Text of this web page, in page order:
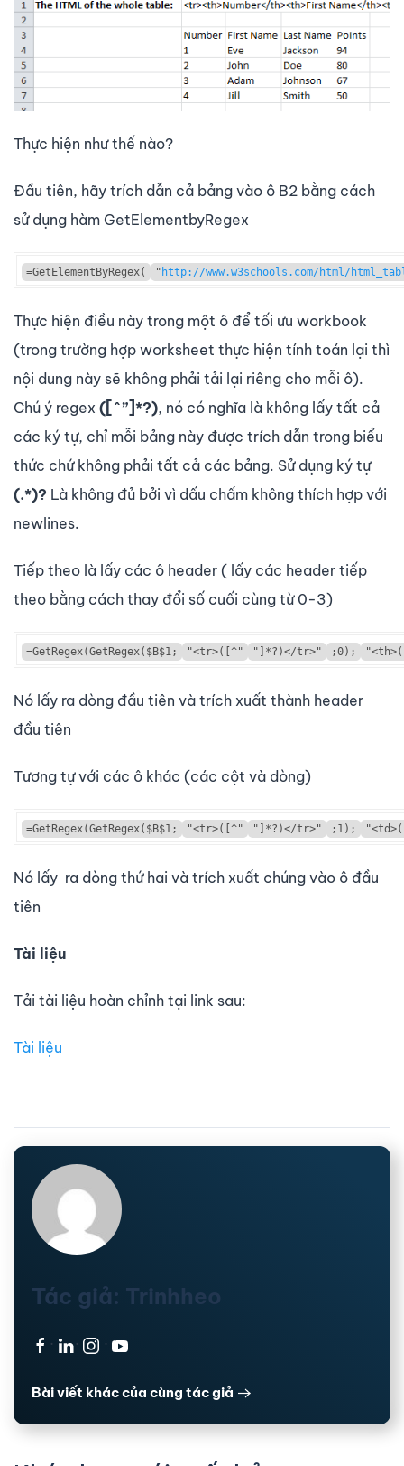
Thực hiện như thế nào?
Đầu tiên, hãy trích dẫn cả bảng vào ô B2 bằng cách
sử dụng hàm GetElementbyRegex
=GetElementByRegex( " http://www.w3schools.com/html/
Thực hiện điều này trong một ô để tối ưu workbook
(trong trường hợp worksheet thực hiện tính toán lại thì
nội dung này sẽ không phải tải lại riêng cho mỗi ô).
Chú ý regex ([^”]*?), nó có nghĩa là không lấy tất cả
các ký tự, chỉ mỗi bảng này được trích dẫn trong biểu
thức chứ không phải tất cả các bảng. Sử dụng ký tự
(.*)? Là không đủ bởi vì dấu chấm không thích hợp với
newlines.
Tiếp theo là lấy các ô header ( lấy các header tiếp
theo bằng cách thay đổi số cuối cùng từ 0-3)
=GetRegex(GetRegex($B$1; "<tr>([^" "]*?)</tr>" ;0);
Nó lấy ra dòng đầu tiên và trích xuất thành header
đầu tiên
Tương tự với các ô khác (các cột và dòng)
=GetRegex(GetRegex($B$1; "<tr>([^" "]*?)</tr>" ;1);
Nó lấy ra dòng thứ hai và trích xuất chúng vào ô đầu
tiên
Tài liệu
Tải tài liệu hoàn chỉnh tại link sau:
Tài liệu
Tác giả: Trinhheo
· · ·
Bài viết khác của cùng tác giả